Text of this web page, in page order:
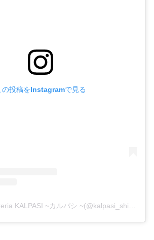
の投稿をInstagramで見る
Curry Spice Gelateria KALPASI ~カルパシ ~(@kalpasi_shimokitazawa)がシェアした投稿